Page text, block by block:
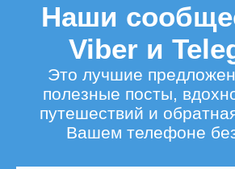
Наши
Viber и
Это лучшие
полезные посты,
путешествий и
Вашем телефоне